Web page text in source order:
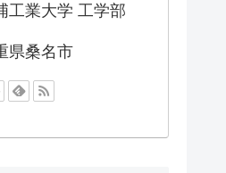
業大学 工学部
県桑名市